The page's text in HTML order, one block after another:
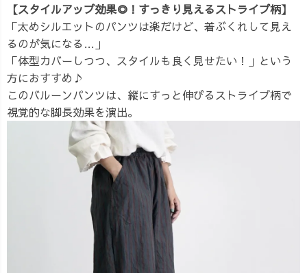
【スタイルアップ効果◎！すっきり見えるストライプ柄】
「太めシルエットのパンツは楽だけど、着ぶくれして見え
るのが気になる…」
「体型カバーしつつ、スタイルも良く見せたい！」という
方におすすめ♪
このバルーンパンツは、縦にすっと伸びるストライプ柄で
視覚的な脚長効果を演出。